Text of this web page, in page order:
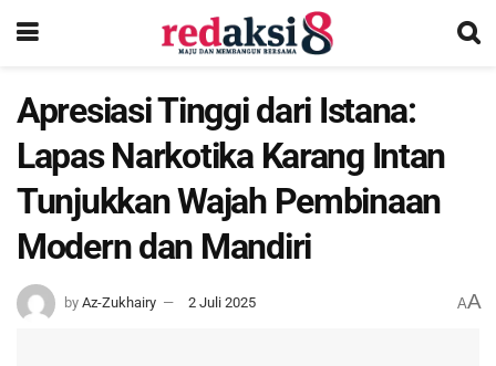
Apresiasi Tinggi dari Istana:
Lapas Narkotika Karang Intan
Tunjukkan Wajah Pembinaan
Modern dan Mandiri
by Az-Zukhairy 2 Juli 2025 AA